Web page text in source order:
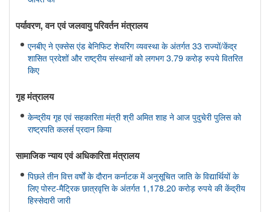
पर्यावरण, वन एवं जलवायु परिवर्तन मंत्रालय
एनबीए ने एक्सेस एंड बेनिफिट शेयरिंग व्यवस्था के अंतर्गत 33 राज्यों/केंद्र
शासित प्रदेशों और राष्ट्रीय संस्थानों को लगभग 3.79 करोड़ रुपये वितरित
किए
गृह मंत्रालय
केन्द्रीय गृह एवं सहकारिता मंत्री श्री अमित शाह ने आज पुदुचेरी पुलिस को
राष्ट्रपति कलर्स प्रदान किया
सामाजिक न्‍याय एवं अधिकारिता मंत्रालय
पिछले तीन वित्त वर्षों के दौरान कर्नाटक में अनुसूचित जाति के विद्यार्थियों के
लिए पोस्ट-मैट्रिक छात्रवृत्ति के अंतर्गत 1,178.20 करोड़ रुपये की केंद्रीय
हिस्सेदारी जारी